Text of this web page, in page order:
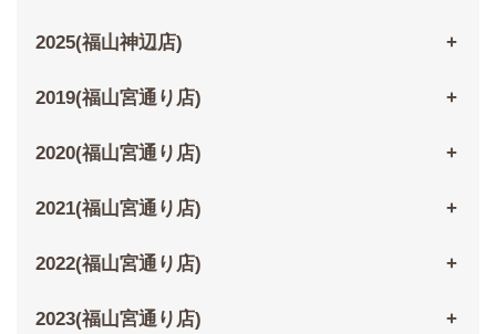
2025(福山神辺店)
2019(福山宮通り店)
2020(福山宮通り店)
2021(福山宮通り店)
2022(福山宮通り店)
2023(福山宮通り店)